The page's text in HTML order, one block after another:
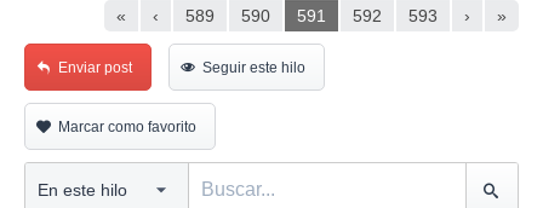
« ‹ 589 590 591 592 593 › »
Enviar post Seguir este hilo
Marcar como favorito